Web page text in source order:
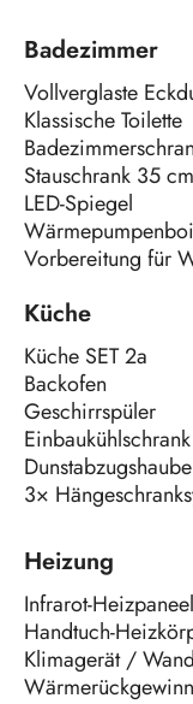
Badezimmer
Vollverglaste
Klassische Toilette
Stauschrank 35 cm
LED-Spiegel
Vorbereitung für
Küche
Küche SET 2a
Backofen
Geschirrspüler
Einbaukühlschrank
3×
Heizung
Infrarot-
Handtuch-
Klimagerät /